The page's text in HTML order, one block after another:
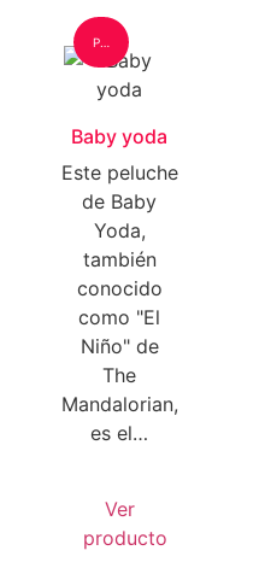
Peluche: Mediano
Baby yoda
Este peluche
de Baby
Yoda,
también
conocido
como "El
Niño" de
The
Mandalorian,
es el…
Ver
producto